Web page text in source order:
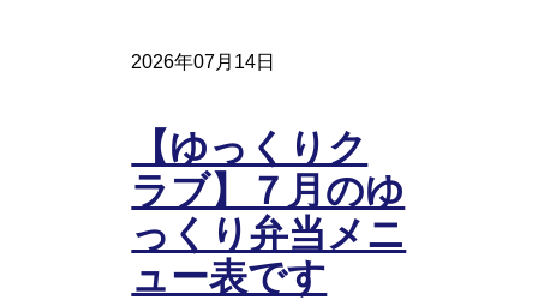
2026年07月14日
【ゆっくりク
ラブ】７月のゆ
っくり弁当メニ
ュー表です